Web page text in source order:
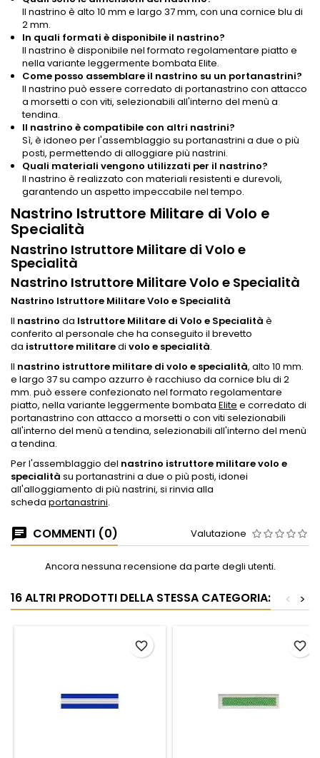
Il nastrino è alto 10 mm e largo 37 mm, con una cornice blu di
2 mm.
In quali formati è disponibile il nastrino?
Il nastrino è disponibile nel formato regolamentare piatto e
nella variante leggermente bombata Elite.
Come posso assemblare il nastrino su un portanastrini?
Il nastrino può essere corredato di portanastrino con attacco
a morsetti o con viti, selezionabili all'interno del menù a
tendina.
Il nastrino è compatibile con altri nastrini?
Sì, è idoneo per l'assemblaggio su portanastrini a due o più
posti, permettendo di alloggiare più nastrini.
Quali materiali vengono utilizzati per il nastrino?
Il nastrino è realizzato con materiali resistenti e durevoli,
garantendo un aspetto impeccabile nel tempo.
Nastrino Istruttore Militare di Volo e
Specialità
Nastrino Istruttore Militare di Volo e
Specialità
Nastrino Istruttore Militare Volo e Specialità
Nastrino Istruttore Militare Volo e Specialità
Il nastrino da Istruttore Militare di Volo e Specialità è
conferito al personale che ha conseguito il brevetto
da istruttore militaredi volo e specialità.
Il nastrino istruttore militare di volo e specialità, alto 10 mm.
e largo 37 su campo azzurro è racchiuso da cornice blu di 2
mm. può essere confezionato nel formato regolamentare
piatto, nella variante leggermente bombata Elite e corredato di
portanastrino con attacco a morsetti o con viti selezionabili
all'interno del menù a tendina, selezionabili all'interno del menù
a tendina.
Per l'assemblaggio del nastrino istruttore militare volo e
specialità su portanastrini a due o più posti, idonei
all'alloggiamento di più nastrini, si rinvia alla
scheda portanastrini.
COMMENTI (0) Valutazione
Ancora nessuna recensione da parte degli utenti.
16 ALTRI PRODOTTI DELLA STESSA CATEGORIA: >
<
favorite_border favorite_border